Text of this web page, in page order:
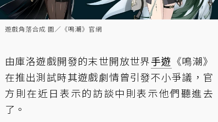
遊戲角落合成 圖／《鳴潮》官網
由庫洛遊戲開發的末世開放世界手遊 《鳴潮》
在推出測試時其遊戲劇情曾引發不小爭議，官
方則在近日表示的訪談中則表示他們聽進去
了。